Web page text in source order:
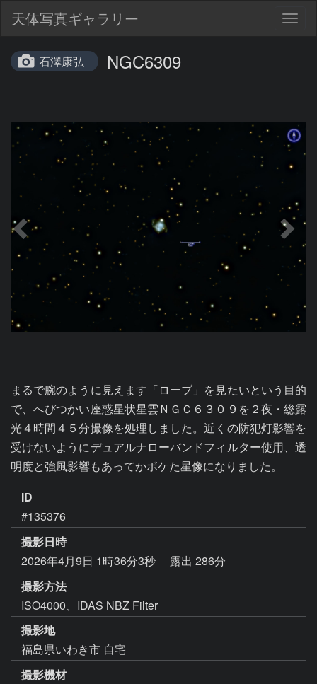
天体写真ギャラリー
石澤康弘 NGC6309
まるで腕のように見えます「ローブ」を見たいという目的
で、へびつかい座惑星状星雲ＮＧＣ６３０９を２夜・総露
光４時間４５分撮像を処理しました。近くの防犯灯影響を
受けないようにデュアルナローバンドフィルター使用、透
明度と強風影響もあってかボケた星像になりました。
ID
#135376
撮影日時
2026年4月9日 1時36分3秒
露出 286分
撮影方法
ISO4000、IDAS NBZ Filter
撮影地
福島県いわき市 自宅
撮影機材